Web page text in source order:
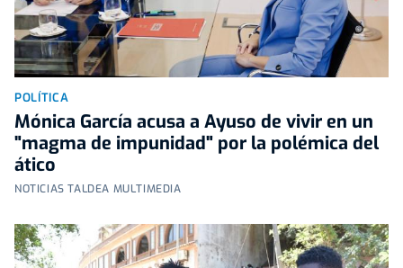
POLÍTICA
Mónica García acusa a Ayuso de vivir en un
"magma de impunidad" por la polémica del
ático
NOTICIAS TALDEA MULTIMEDIA